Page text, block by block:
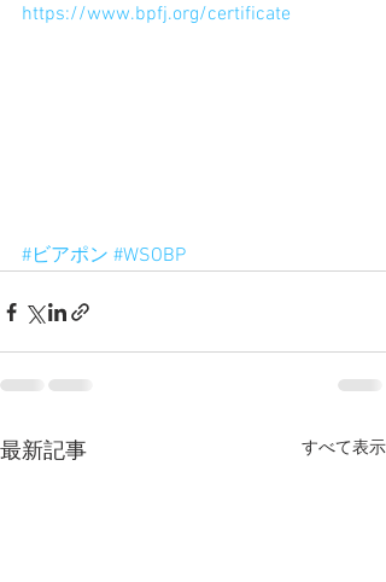
https://www.bpfj.org/certificate
#ビアポン #WSOBP
最新記事 すべて表示